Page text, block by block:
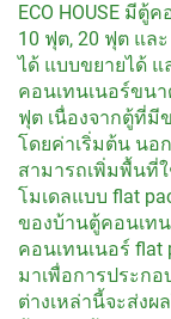
ECO HOUSE มี
10 ฟุต, 20 ฟุต แล
ได้ แบบขยายได้ แ
คอนเทนเนอร์ขน
ฟุต เนื่องจากตู้ที่
โดยค่าเริ่มต้น นอ
สามารถเพิ่มพื้นที่
โมเดลแบบ flat
ของบ้านตู้คอนเท
คอนเทนเนอร์
มาเพื่อการประกอ
ต่างเหล่านี้จะส่ง